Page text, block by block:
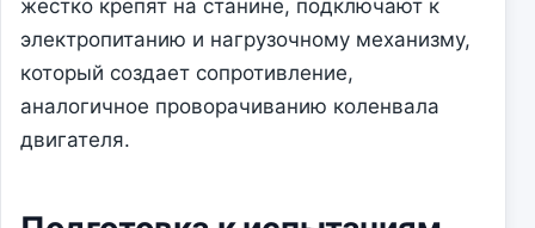
жестко крепят на станине, подключают к
электропитанию и нагрузочному механизму,
который создает сопротивление,
аналогичное проворачиванию коленвала
двигателя.